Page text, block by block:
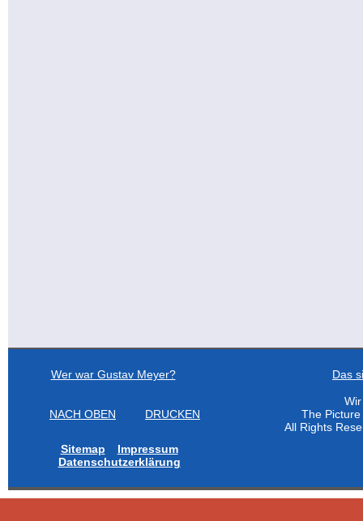
Wer war Gustav Meyer? Das
NACH OBEN DRUCKEN
The
All Rights
Sitemap
Impressum
Datenschutzerklärung